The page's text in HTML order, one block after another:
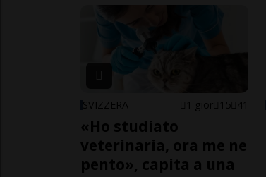
SVIZZERA 1 gior 15 41
«Ho studiato
veterinaria, ora me ne
pento», capita a una